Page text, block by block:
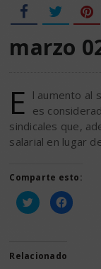
marzo
E l aumento al
es
sindicales que,
salarial en lugar
Comparte esto:
Haz
clic
(Se
abre
Haz
clic
Relacionado